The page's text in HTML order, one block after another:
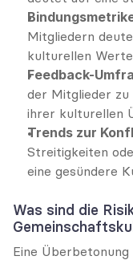
Mitgliedern
kulturellen
Feedback-
der Mitglieder zu
ihrer kulturellen
Trends zur
Streitigkeiten
eine gesündere
Was sind die
Eine